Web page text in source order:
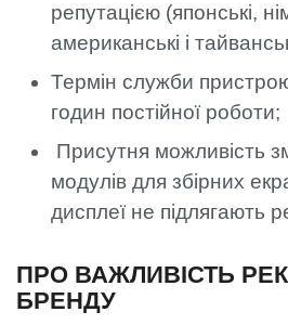
репутацією (японські,
американські і
Термін служби
годин постійної роботи;
Присутня можливість
модулів для збірних
дисплеї не підлягають
ПРО ВАЖЛИВІСТЬ
БРЕНДУ